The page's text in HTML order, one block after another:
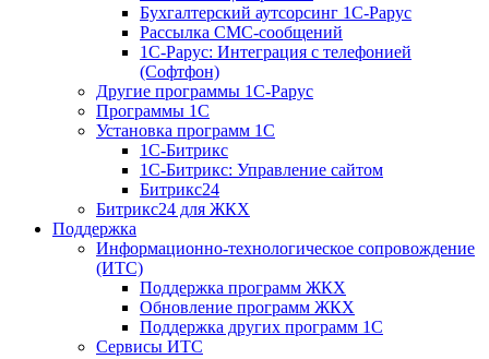
Бухгалтерский аутсорсинг 1С-Рарус
Рассылка СМС-сообщений
1С-Рарус: Интеграция с телефонией
(Софтфон)
Другие программы 1С-Рарус
Программы 1С
Установка программ 1С
1С-Битрикс
1С-Битрикс: Управление сайтом
Битрикс24
Битрикс24 для ЖКХ
Поддержка
Информационно-технологическое сопровождение
(ИТС)
Поддержка программ ЖКХ
Обновление программ ЖКХ
Поддержка других программ 1С
Сервисы ИТС